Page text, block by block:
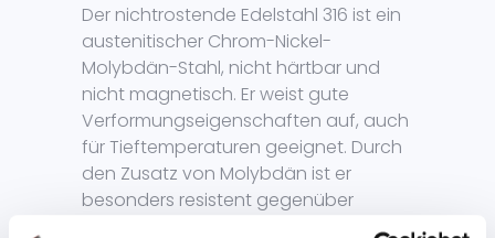
Der nichtrostende Edelstahl 316 ist ein
austenitischer Chrom-Nickel-
Molybdän-Stahl, nicht härtbar und
nicht magnetisch. Er weist gute
Verformungseigenschaften auf, auch
für Tieftemperaturen geeignet. Durch
den Zusatz von Molybdän ist er
besonders resistent gegenüber